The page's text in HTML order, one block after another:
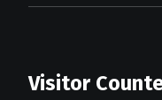
Visitor